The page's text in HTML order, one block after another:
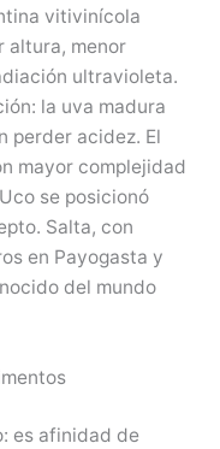
vitivinícola
altura, menor
ultravioleta.
la uva madura
perder acidez. El
mayor complejidad
se posicionó
Salta, con
en Payogasta y
del mundo
es afinidad de